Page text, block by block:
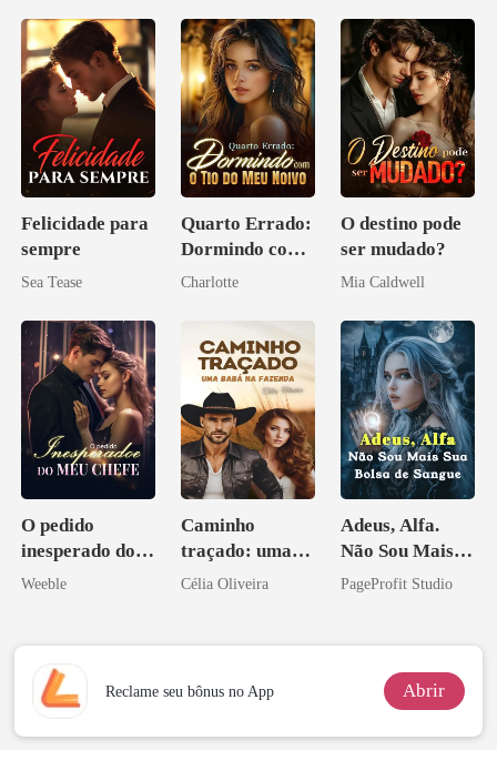
Felicidade para
sempre
Sea Tease
Quarto Errado:
Dormindo com
o Tio do Meu
Charlotte
O destino pode
ser mudado?
Mia Caldwell
O pedido
inesperado do
meu chefe
Weeble
Caminho
traçado: uma
babá na fazenda
Célia Oliveira
Adeus, Alfa.
Não Sou Mais
Sua Bolsa de
PageProfit Studio
Reclame seu bônus no App Abrir